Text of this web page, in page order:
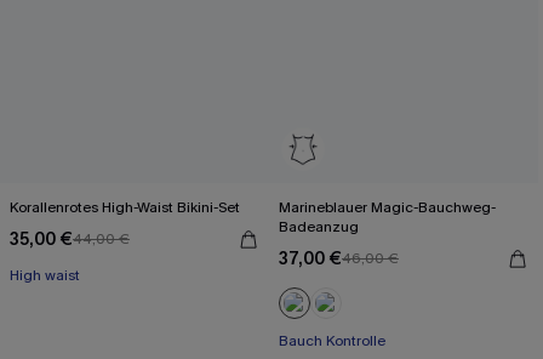
Korallenrotes High-Waist Bikini-Set
35,00 €44,00 €
High waist
Marineblauer Magic-Bauchweg-
Badeanzug
37,00 €46,00 €
Bauch Kontrolle